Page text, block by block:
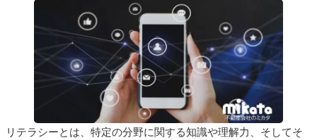
リテラシーとは、特定の分野に関する知識や理解力、そしてそ